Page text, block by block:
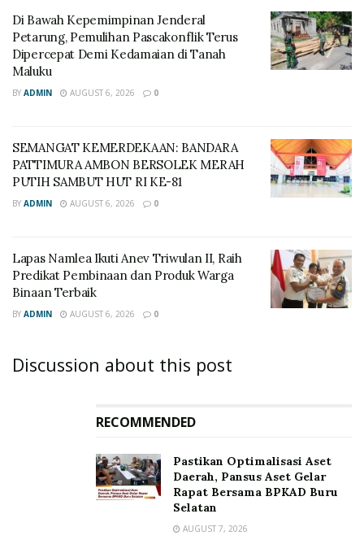
Di Bawah Kepemimpinan Jenderal
Petarung, Pemulihan Pascakonflik Terus
Dipercepat Demi Kedamaian di Tanah
Maluku
BY ADMIN AUGUST 6, 2026 0
SEMANGAT KEMERDEKAAN: BANDARA
PATTIMURA AMBON BERSOLEK MERAH
PUTIH SAMBUT HUT RI KE-81
BY ADMIN AUGUST 6, 2026 0
Lapas Namlea Ikuti Anev Triwulan II, Raih
Predikat Pembinaan dan Produk Warga
Binaan Terbaik
BY ADMIN AUGUST 6, 2026 0
Discussion about this post
RECOMMENDED
Pastikan Optimalisasi Aset
Daerah, Pansus Aset Gelar
Rapat Bersama BPKAD Buru
Selatan
AUGUST 7, 2026